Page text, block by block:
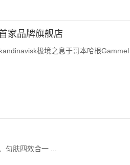
家品牌旗舰店
极境之息于哥本哈根Gammel
匀肤四效合一 ...